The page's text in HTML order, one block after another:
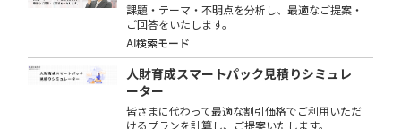
課題・テーマ・不明点を分析し、最適なご提案・
ご回答をいたします。
AI検索モード
人財育成スマートパック見積りシミュレ
ーター
皆さまに代わって最適な割引価格でご利用いただ
けるプランを計算し、ご提案いたします。